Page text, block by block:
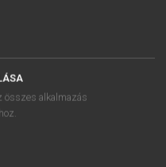
összes alkalmazás